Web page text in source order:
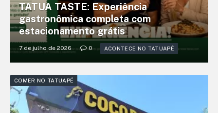
TATUA TASTE: Experiência
gastronômica completa com
estacionamento grátis
7 de julho de 2026 0 ACONTECE NO TATUAPÉ
COMER NO TATUAPÉ